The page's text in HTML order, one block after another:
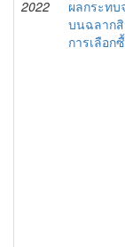
2022
ผลกระท
บนฉลาก
การเลือก